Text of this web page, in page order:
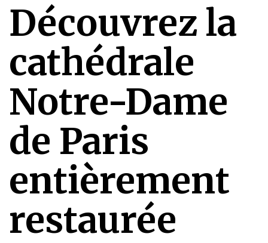
Découvrez la
cathédrale
Notre-Dame
de Paris
entièrement
restaurée